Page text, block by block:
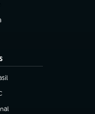
aba)
aba)
nova aba)
aba)
aba)